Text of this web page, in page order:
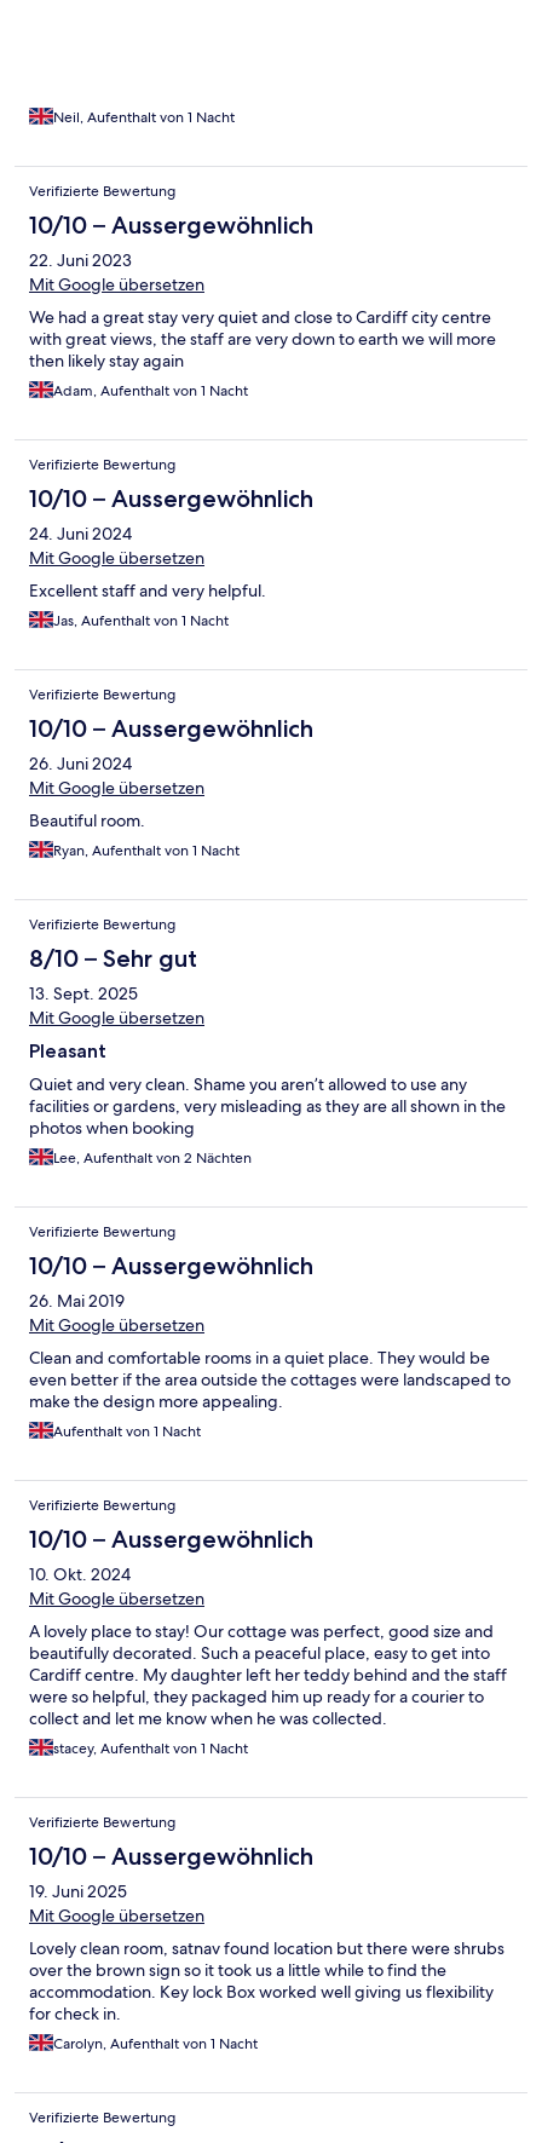
Neil, Aufenthalt von 1 Nacht
Verifizierte Bewertung
10/10 – Aussergewöhnlich
22. Juni 2023
Mit Google übersetzen
We had a great stay very quiet and close to Cardiff city centre
with great views, the staff are very down to earth we will more
then likely stay again
Adam, Aufenthalt von 1 Nacht
Verifizierte Bewertung
10/10 – Aussergewöhnlich
24. Juni 2024
Mit Google übersetzen
Excellent staff and very helpful.
Jas, Aufenthalt von 1 Nacht
Verifizierte Bewertung
10/10 – Aussergewöhnlich
26. Juni 2024
Mit Google übersetzen
Beautiful room.
Ryan, Aufenthalt von 1 Nacht
Verifizierte Bewertung
8/10 – Sehr gut
13. Sept. 2025
Mit Google übersetzen
Pleasant
Quiet and very clean. Shame you aren’t allowed to use any
facilities or gardens, very misleading as they are all shown in the
photos when booking
Lee, Aufenthalt von 2 Nächten
Verifizierte Bewertung
10/10 – Aussergewöhnlich
26. Mai 2019
Mit Google übersetzen
Clean and comfortable rooms in a quiet place. They would be
even better if the area outside the cottages were landscaped to
make the design more appealing.
Aufenthalt von 1 Nacht
Verifizierte Bewertung
10/10 – Aussergewöhnlich
10. Okt. 2024
Mit Google übersetzen
A lovely place to stay! Our cottage was perfect, good size and
beautifully decorated. Such a peaceful place, easy to get into
Cardiff centre. My daughter left her teddy behind and the staff
were so helpful, they packaged him up ready for a courier to
collect and let me know when he was collected.
stacey, Aufenthalt von 1 Nacht
Verifizierte Bewertung
10/10 – Aussergewöhnlich
19. Juni 2025
Mit Google übersetzen
Lovely clean room, satnav found location but there were shrubs
over the brown sign so it took us a little while to find the
accommodation. Key lock Box worked well giving us flexibility
for check in.
Carolyn, Aufenthalt von 1 Nacht
Verifizierte Bewertung